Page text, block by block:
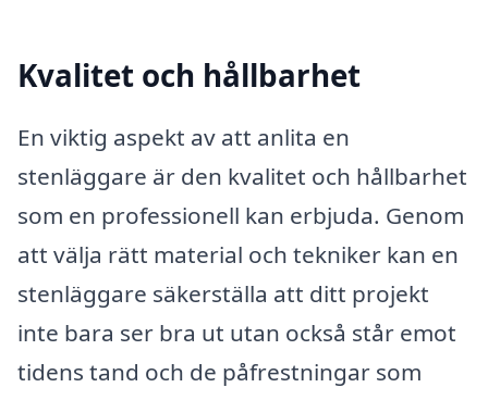
Kvalitet och hållbarhet
En viktig aspekt av att anlita en
stenläggare är den kvalitet och hållbarhet
som en professionell kan erbjuda. Genom
att välja rätt material och tekniker kan en
stenläggare säkerställa att ditt projekt
inte bara ser bra ut utan också står emot
tidens tand och de påfrestningar som